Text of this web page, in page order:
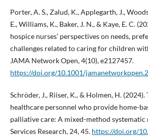
Porter, A. S., Zalud, K., Applegarth, J.,
E., Williams, K., Baker, J. N., & Kaye, E. C.
hospice nurses’ perspectives on needs,
challenges related to caring for children
JAMA Network Open, 4(10), e2127457.
https://doi.org/10.1001/
Schröder, J., Riiser, K., & Holmen, H. (2024).
healthcare personnel who provide home-
palliative care: A mixed-method systematic
Services Research, 24, 45. https://doi.org/